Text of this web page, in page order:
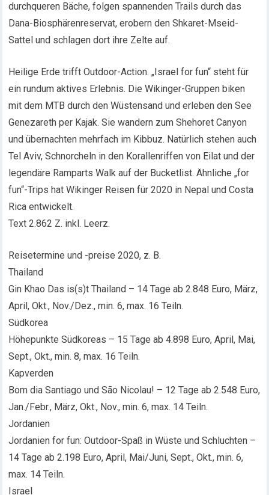
durchqueren Bäche, folgen spannenden Trails durch das
Dana-Biosphärenreservat, erobern den Shkaret-Mseid-
Sattel und schlagen dort ihre Zelte auf.
Heilige Erde trifft Outdoor-Action. „Israel for fun“ steht für
ein rundum aktives Erlebnis. Die Wikinger-Gruppen biken
mit dem MTB durch den Wüstensand und erleben den See
Genezareth per Kajak. Sie wandern zum Shehoret Canyon
und übernachten mehrfach im Kibbuz. Natürlich stehen auch
Tel Aviv, Schnorcheln in den Korallenriffen von Eilat und der
legendäre Ramparts Walk auf der Bucketlist. Ähnliche „for
fun“-Trips hat Wikinger Reisen für 2020 in Nepal und Costa
Rica entwickelt.
Text 2.862 Z. inkl. Leerz.
Reisetermine und -preise 2020, z. B.
Thailand
Gin Khao Das is(s)t Thailand – 14 Tage ab 2.848 Euro, März,
April, Okt., Nov./Dez., min. 6, max. 16 Teiln.
Südkorea
Höhepunkte Südkoreas – 15 Tage ab 4.898 Euro, April, Mai,
Sept., Okt., min. 8, max. 16 Teiln.
Kapverden
Bom dia Santiago und São Nicolau! – 12 Tage ab 2.548 Euro,
Jan./Febr., März, Okt., Nov., min. 6, max. 14 Teiln.
Jordanien
Jordanien for fun: Outdoor-Spaß in Wüste und Schluchten –
14 Tage ab 2.198 Euro, April, Mai/Juni, Sept., Okt., min. 6,
max. 14 Teiln.
Israel